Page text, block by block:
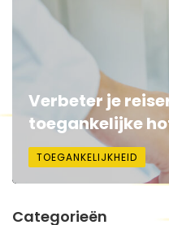
TOEGANKELIJKHEID
Verbeter je
toegankelijke
Categorieën